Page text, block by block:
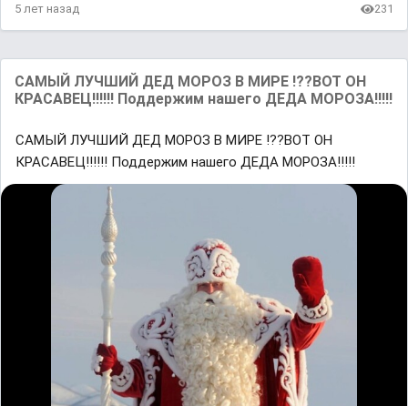
5 лет назад 231
САМЫЙ ЛУЧШИЙ ДЕД МОРОЗ В МИРЕ !??ВОТ ОН
КРАСАВЕЦ!!!!!! Поддержим нашего ДЕДА МОРОЗА!!!!!
САМЫЙ ЛУЧШИЙ ДЕД МОРОЗ В МИРЕ !??ВОТ ОН
КРАСАВЕЦ!!!!!! Поддержим нашего ДЕДА МОРОЗА!!!!!